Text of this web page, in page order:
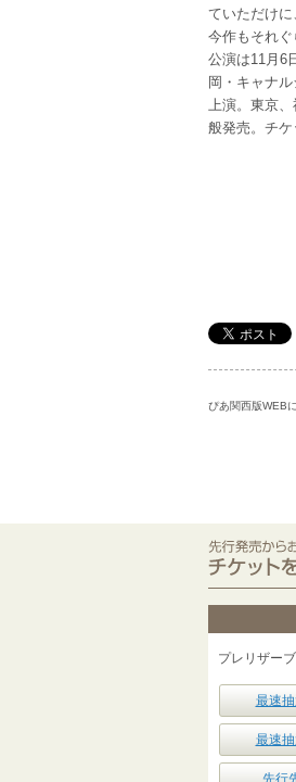
ていただけに
今作もそれぐ
公演は11月6
岡・キャナ
上演。東京
般発売。チケ
ぴあ関西版WEB
プレリザー
最速
最速
先行